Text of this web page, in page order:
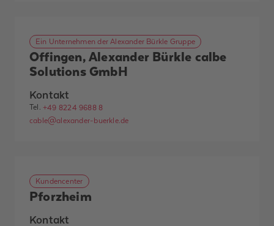
Ein Unternehmen der Alexander Bürkle Gruppe
Offingen, Alexander Bürkle calbe
Solutions GmbH
Kontakt
Tel.+49 8224 9688 8
cable@alexander-buerkle.de
Kundencenter
Pforzheim
Kontakt